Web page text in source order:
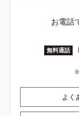
お電話
無料通話
よく